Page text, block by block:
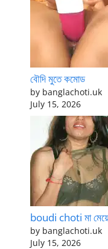
বৌদি মুতে কমোড
by banglachoti.uk
July 15, 2026
boudi choti মা
by banglachoti.uk
July 15, 2026